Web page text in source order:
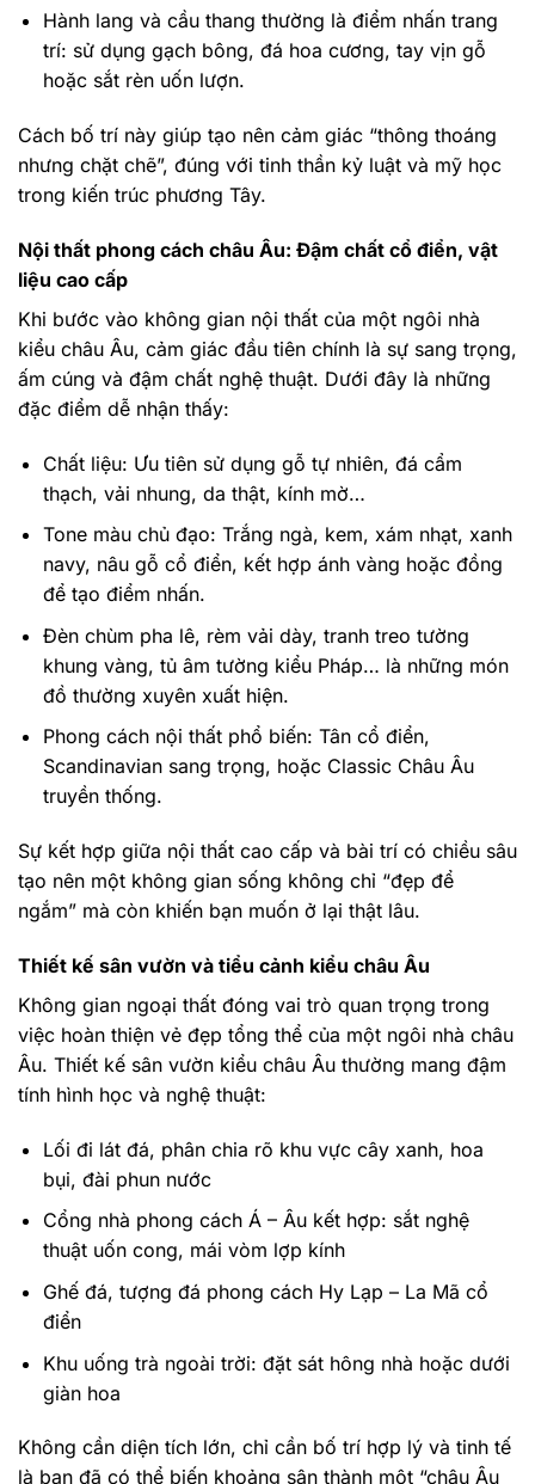
Hành lang và cầu thang thường là điểm nhấn trang
trí: sử dụng gạch bông, đá hoa cương, tay vịn gỗ
hoặc sắt rèn uốn lượn.
Cách bố trí này giúp tạo nên cảm giác “thông thoáng
nhưng chặt chẽ”, đúng với tinh thần kỷ luật và mỹ học
trong kiến trúc phương Tây.
Nội thất phong cách châu Âu: Đậm chất cổ điển, vật
liệu cao cấp
Khi bước vào không gian nội thất của một ngôi nhà
kiểu châu Âu, cảm giác đầu tiên chính là sự sang trọng,
ấm cúng và đậm chất nghệ thuật. Dưới đây là những
đặc điểm dễ nhận thấy:
Chất liệu: Ưu tiên sử dụng gỗ tự nhiên, đá cẩm
thạch, vải nhung, da thật, kính mờ…
Tone màu chủ đạo: Trắng ngà, kem, xám nhạt, xanh
navy, nâu gỗ cổ điển, kết hợp ánh vàng hoặc đồng
để tạo điểm nhấn.
Đèn chùm pha lê, rèm vải dày, tranh treo tường
khung vàng, tủ âm tường kiểu Pháp… là những món
đồ thường xuyên xuất hiện.
Phong cách nội thất phổ biến: Tân cổ điển,
Scandinavian sang trọng, hoặc Classic Châu Âu
truyền thống.
Sự kết hợp giữa nội thất cao cấp và bài trí có chiều sâu
tạo nên một không gian sống không chỉ “đẹp để
ngắm” mà còn khiến bạn muốn ở lại thật lâu.
Thiết kế sân vườn và tiểu cảnh kiểu châu Âu
Không gian ngoại thất đóng vai trò quan trọng trong
việc hoàn thiện vẻ đẹp tổng thể của một ngôi nhà châu
Âu. Thiết kế sân vườn kiểu châu Âu thường mang đậm
tính hình học và nghệ thuật:
Lối đi lát đá, phân chia rõ khu vực cây xanh, hoa
bụi, đài phun nước
Cổng nhà phong cách Á – Âu kết hợp: sắt nghệ
thuật uốn cong, mái vòm lợp kính
Ghế đá, tượng đá phong cách Hy Lạp – La Mã cổ
điển
Khu uống trà ngoài trời: đặt sát hông nhà hoặc dưới
giàn hoa
Không cần diện tích lớn, chỉ cần bố trí hợp lý và tinh tế
là bạn đã có thể biến khoảng sân thành một “châu Âu